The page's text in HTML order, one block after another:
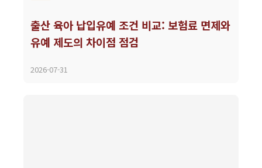
출산 육아 납입유예 조건 비교: 보험료 면제와
유예 제도의 차이점 점검
2026-07-31